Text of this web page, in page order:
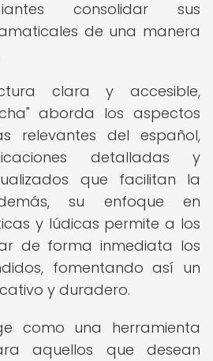
consolidar sus
de una manera
clara y accesible,
aborda los aspectos
relevantes del español,
detalladas y
que facilitan la
su enfoque en
y lúdicas permite a los
de forma inmediata los
fomentando así un
y duradero.
como una herramienta
aquellos que desean